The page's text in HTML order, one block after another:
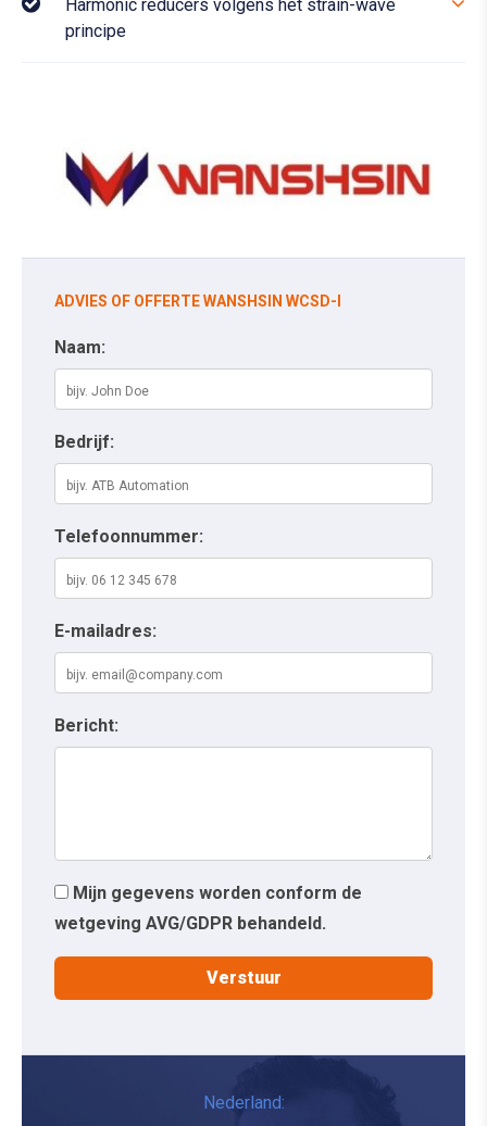
Harmonic reducers volgens het strain-wave
principe
ADVIES OF OFFERTE WANSHSIN WCSD-I
Naam:
Bedrijf:
Telefoonnummer:
E-mailadres:
Bericht:
Mijn gegevens worden conform de
wetgeving AVG/GDPR behandeld.
Nederland: